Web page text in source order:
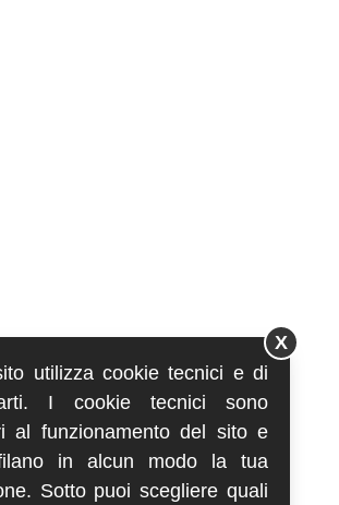
utilizza cookie tecnici e di
I cookie tecnici sono
al funzionamento del sito e
in alcun modo la tua
Sotto puoi scegliere quali
X